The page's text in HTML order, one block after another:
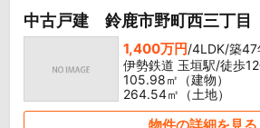
中古戸建 鈴鹿市野町西三丁目
1,400万円/4LDK/築47
伊勢鉄道 玉垣駅/徒歩
105.98㎡（建物）
264.54㎡（土地）
物件の詳細を見る